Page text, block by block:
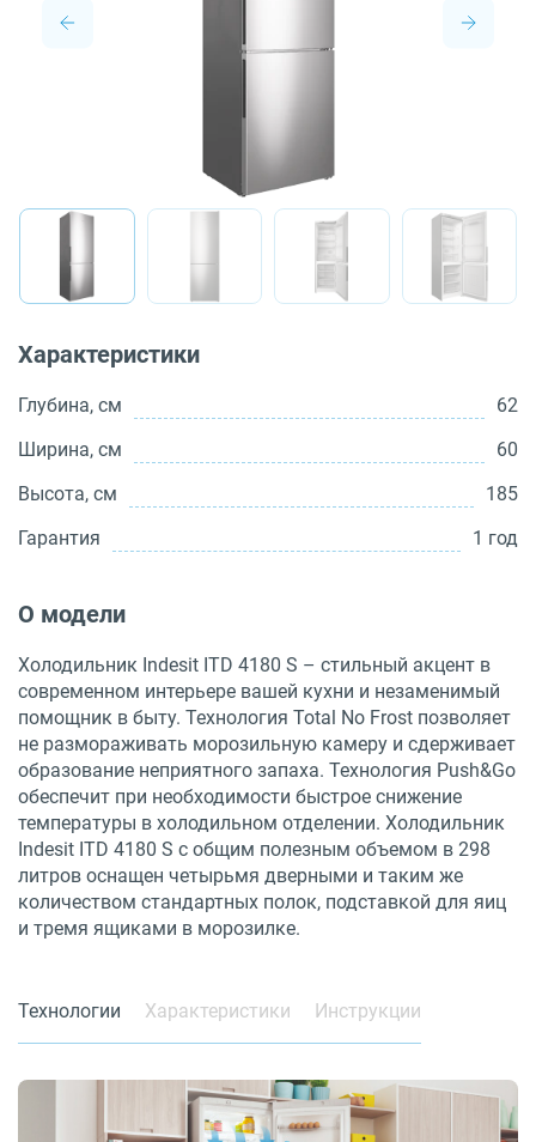
О бренде
Характеристики
Глубина, см
62
Ширина, см
60
Высота, см
185
Гарантия
1 год
О модели
Холодильник Indesit ITD 4180 S – стильный акцент в
современном интерьере вашей кухни и незаменимый
помощник в быту. Технология Total No Frost позволяет
не размораживать морозильную камеру и сдерживает
образование неприятного запаха. Технология Push&Go
обеспечит при необходимости быстрое снижение
температуры в холодильном отделении. Холодильник
Indesit ITD 4180 S с общим полезным объемом в 298
литров оснащен четырьмя дверными и таким же
количеством стандартных полок, подставкой для яиц
и тремя ящиками в морозилке.
Технологии Характеристики Инструкции